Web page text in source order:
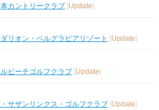
カントリークラブ [Update]
リオン・ベルグラビアリゾート
Update
ビーチゴルフクラブ [Update]
サザンリンクス・ゴルフクラブ
Update